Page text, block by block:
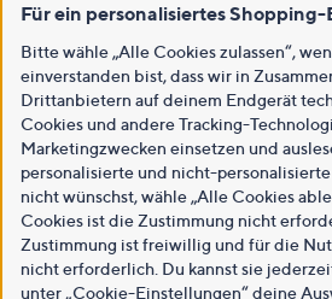
Für ein personalisiertes
Bitte wähle „Alle Cookies zulassen“,
einverstanden bist, dass wir in
Drittanbietern auf deinem Endgerät
Cookies und andere Tracking-
Marketingzwecken einsetzen und
personalisierte und nicht-
nicht wünschst, wähle „Alle Cookies
Cookies ist die Zustimmung nicht
Zustimmung ist freiwillig und für die
nicht erforderlich. Du kannst sie
unter „Cookie-Einstellungen“ deine